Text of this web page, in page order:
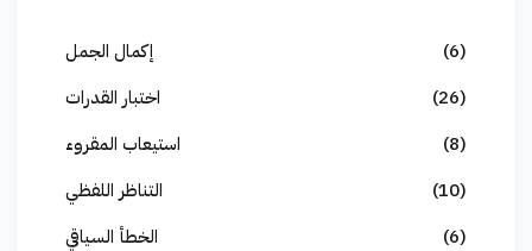
إكمال الجمل
(6)
اختبار القدرات
(26)
استيعاب المقروء
(8)
التناظر اللفظي
(10)
الخطأ السياقي
(6)